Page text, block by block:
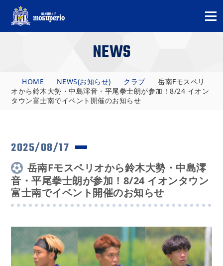
NEWS
HOME NEWS(お知らせ) クラブ
岳南Fモスペリ
オから鈴木大勢・中島澪音・平尾拳士朗が参加！8/24 イオン
タウン富士南でイベント開催のお知らせ
2025/08/17
岳南Fモスペリオから鈴木大勢・中島澪
音・平尾拳士朗が参加！8/24 イオンタウン
富士南でイベント開催のお知らせ